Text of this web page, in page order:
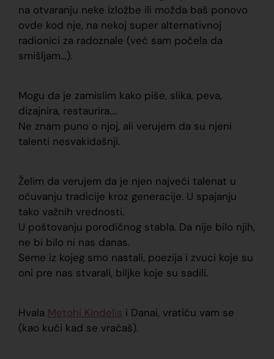
na otvaranju neke izložbe ili možda baš ponovo
ovde kod nje, na nekoj super alternativnoj
radionici za radoznale (već sam počela da
smišljam…).
Mogu da je zamislim kako piše, slika, peva,
dizajnira, restaurira….
Ne znam puno o njoj, ali verujem da su njeni
talenti nesvakidašnji.
Želim da verujem da je njen najveći talenat u
očuvanju tradicije kroz generacije. U spajanju
tako važnih vrednosti.
U poštovanju porodičnog stabla. Da nije bilo njih,
ne bi bilo ni nas danas.
Seme iz kojeg smo nastali, poezija i zvuci koje su
oni pre nas stvarali, biljke koje su sadili.
Hvala Metohi Kindelis i Danai, vratiću vam se
(kao kući kad se vraćaš).